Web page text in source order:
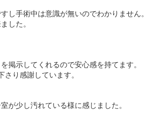
し手術中は意識が無いのでわかりません。
した。
掲示してくれるので安心感を持てます。
り感謝しています。
が少し汚れている様に感じました。